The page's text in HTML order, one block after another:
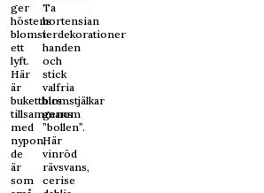
ger
höstens
blomsterdekorationer
ett
lyft.
Här
är
buketthirs
tillsammans
med
nypon,
de
är
som
Ta
hortensian
i
handen
och
stick
valfria
blomstjälkar
genom
”bollen”.
Här
vinröd
rävsvans,
cerise